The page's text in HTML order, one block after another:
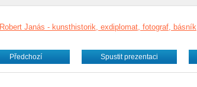
Robert Janás - kunsthistorik, exdiplomat, fotograf, básník
Předchozí Spustit prezentaci